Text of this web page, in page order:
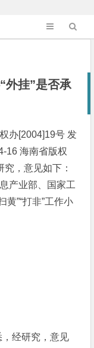
外挂”是否承
办[2004]19号 发
16 海南省版权
，意见如下：
产业部、国家工
”“打非”工作小
经研究，意见